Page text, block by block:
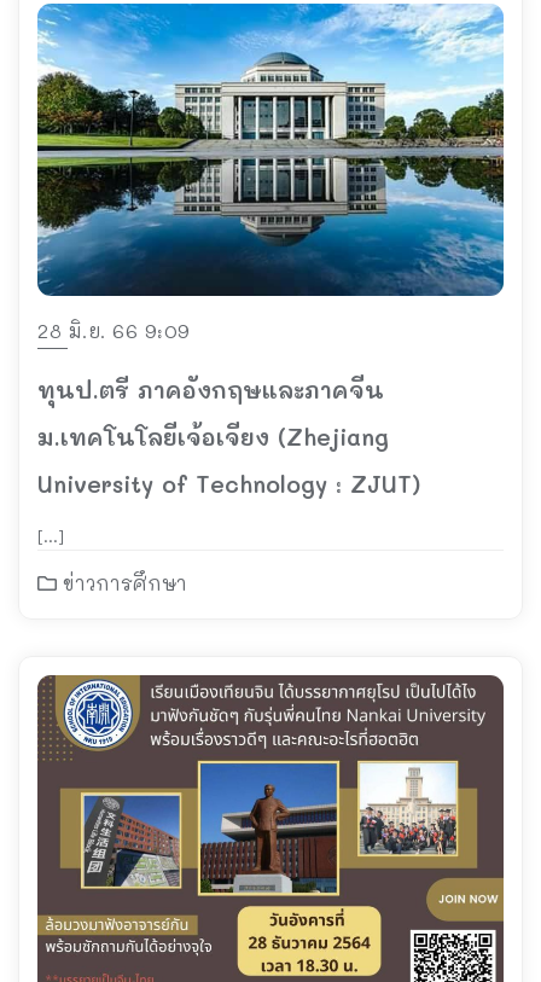
28 มิ.ย. 66 9:09
ทุนป.ตรี ภาคอังกฤษและภาคจีน
ม.เทคโนโลยีเจ้อเจียง (Zhejiang
University of Technology : ZJUT)
[…]
ข่าวการศึกษา